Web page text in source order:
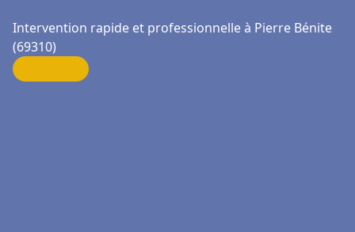
Intervention rapide et professionnelle à Pierre Bénite
(69310)